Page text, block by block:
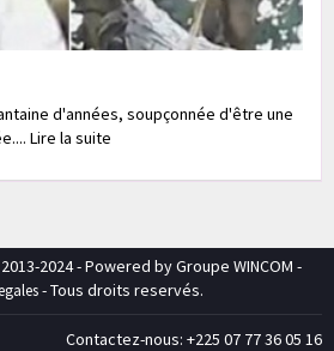
d'années, soupçonnée d'être une
Lire la suite
2024 - Powered by Groupe WINCOM -
- Tous droits reservés.
Contactez-nous: +225 07 77 36 05 16